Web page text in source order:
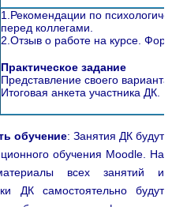
1.Рекомендации по
перед коллегами.
2.Отзыв о работе на курсе.
Практическое задание
Представление своего
Итоговая анкета участника ДК.
обучение: Занятия ДК будут
обучения Moodle. На
всех занятий и
ДК самостоятельно будут